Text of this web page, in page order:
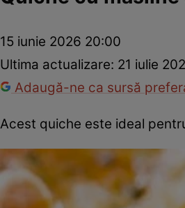
15 iunie 2026 20:00
Ultima actualizare: 21 iulie
Adaugă-ne ca sursă
Acest quiche este ideal